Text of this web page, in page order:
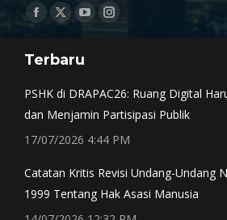
Find us on:
Facebook
opens
window
X
opens
window
YouTube
opens
Instagram
window
Terbaru
PSHK di DRAPAC26: Ruang Digital
dan Menjamin Partisipasi Publik
17/07/2026 4:44 PM
Catatan Kritis Revisi Undang-Undang
1999 Tentang Hak Asasi Manusia